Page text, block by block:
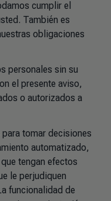
cumplir el
También es
obligaciones
personales sin su
el presente aviso,
o autorizados a
tomar decisiones
automatizado,
tengan efectos
le perjudiquen
funcionalidad de